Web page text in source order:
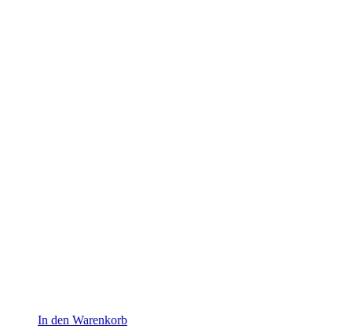
In den Warenkorb